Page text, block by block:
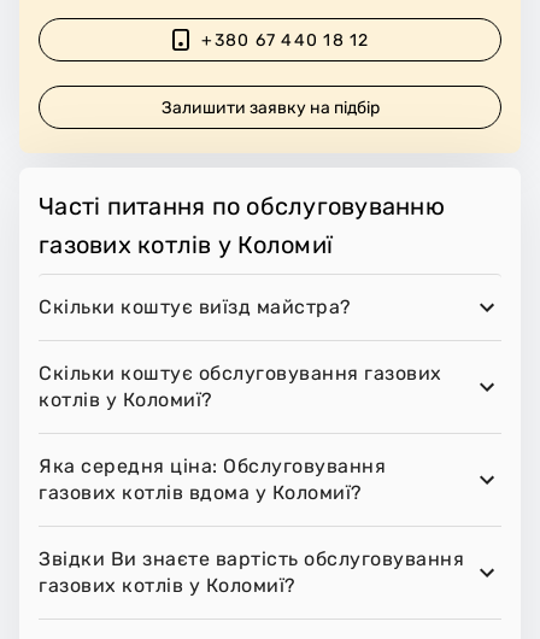
+380 67 440 18 12
Залишити заявку на підбір
Часті питання по обслуговуванню
газових котлів у Коломиї
Скільки коштує виїзд майстра?
Скільки коштує обслуговування газових
котлів у Коломиї?
Яка середня ціна: Обслуговування
газових котлів вдома у Коломиї?
Звідки Ви знаєте вартість обслуговування
газових котлів у Коломиї?